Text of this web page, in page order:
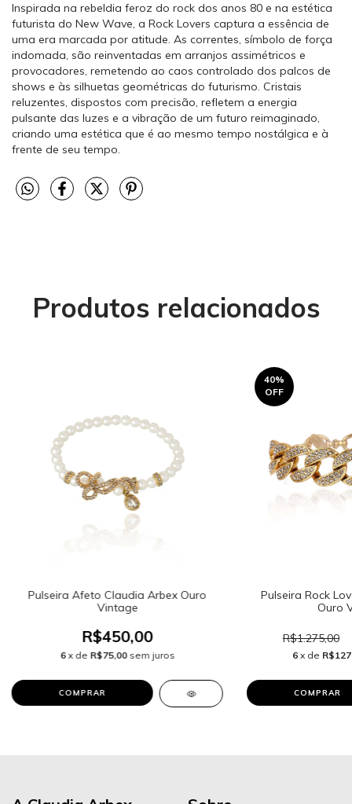
Inspirada na rebeldia feroz do rock dos anos 80 e na estética
futurista do New Wave, a Rock Lovers captura a essência de
uma era marcada por atitude. As correntes, símbolo de força
indomada, são reinventadas em arranjos assimétricos e
provocadores, remetendo ao caos controlado dos palcos de
shows e às silhuetas geométricas do futurismo. Cristais
reluzentes, dispostos com precisão, refletem a energia
pulsante das luzes e a vibração de um futuro reimaginado,
criando uma estética que é ao mesmo tempo nostálgica e à
frente de seu tempo.
Produtos relacionados
Pulseira Afeto Claudia Arbex Ouro
Vintage
R$450,00
6 x de R$75,00 sem juros
40%
OFF
Pulseira Rock
Ouro
R$1.275,00
6 x de